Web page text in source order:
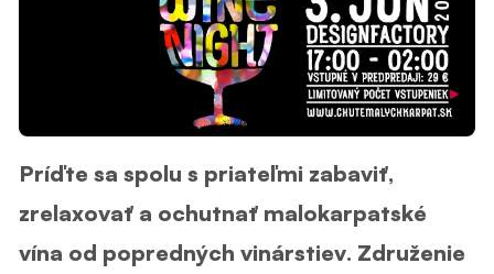
Príďte sa spolu s priateľmi zabaviť,
zrelaxovať a ochutnať malokarpatské
vína od popredných vinárstiev. Združenie